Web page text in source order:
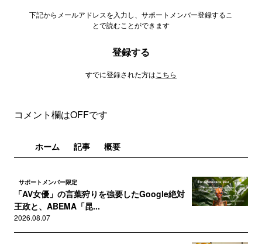
下記からメールアドレスを入力し、サポートメンバー登録するこ
とで読むことができます
登録する
すでに登録された方は こちら
コメント欄はOFFです
ホーム 記事 概要
サポートメンバー限定
「AV女優」の言葉狩りを強要したGoogle絶対
王政と、ABEMA「昆...
2026.08.07